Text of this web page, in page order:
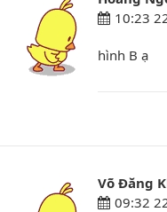
10:23
hình B ạ
Võ Đăng
09:32